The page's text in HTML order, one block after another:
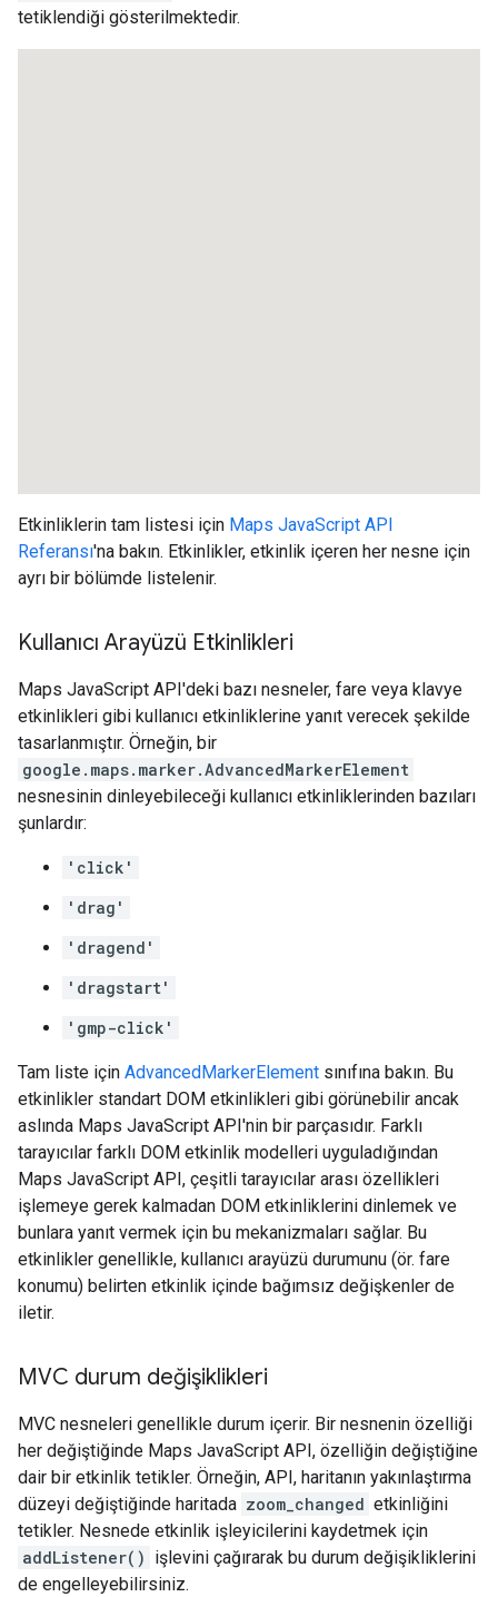
tetiklendiği gösterilmektedir.
Etkinliklerin tam listesi için Maps JavaScript API
Referansı'na bakın. Etkinlikler, etkinlik içeren her nesne için
ayrı bir bölümde listelenir.
Kullanıcı Arayüzü Etkinlikleri
Maps JavaScript API'deki bazı nesneler, fare veya klavye
etkinlikleri gibi kullanıcı etkinliklerine yanıt verecek şekilde
tasarlanmıştır. Örneğin, bir
google.maps.marker.AdvancedMarkerElement
nesnesinin dinleyebileceği kullanıcı etkinliklerinden bazıları
şunlardır:
'click'
'drag'
'dragend'
'dragstart'
'gmp-click'
Tam liste için AdvancedMarkerElement sınıfına bakın. Bu
etkinlikler standart DOM etkinlikleri gibi görünebilir ancak
aslında Maps JavaScript API'nin bir parçasıdır. Farklı
tarayıcılar farklı DOM etkinlik modelleri uyguladığından
Maps JavaScript API, çeşitli tarayıcılar arası özellikleri
işlemeye gerek kalmadan DOM etkinliklerini dinlemek ve
bunlara yanıt vermek için bu mekanizmaları sağlar. Bu
etkinlikler genellikle, kullanıcı arayüzü durumunu (ör. fare
konumu) belirten etkinlik içinde bağımsız değişkenler de
iletir.
MVC durum değişiklikleri
MVC nesneleri genellikle durum içerir. Bir nesnenin özelliği
her değiştiğinde Maps JavaScript API, özelliğin değiştiğine
dair bir etkinlik tetikler. Örneğin, API, haritanın yakınlaştırma
düzeyi değiştiğinde haritada zoom_changed etkinliğini
tetikler. Nesnede etkinlik işleyicilerini kaydetmek için
addListener() işlevini çağırarak bu durum değişikliklerini
de engelleyebilirsiniz.